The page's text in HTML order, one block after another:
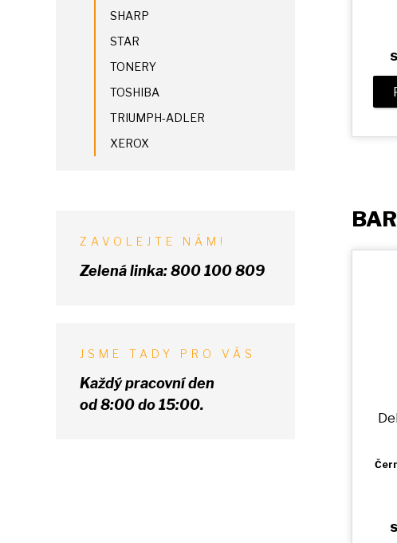
SHARP
STAR
TONERY
TOSHIBA
TRIUMPH-ADLER
XEROX
ZAVOLEJTE NÁM!
Zelená linka:800 100 809
JSME TADY PRO VÁS
Každý pracovní den
od 8:00 do 15:00.